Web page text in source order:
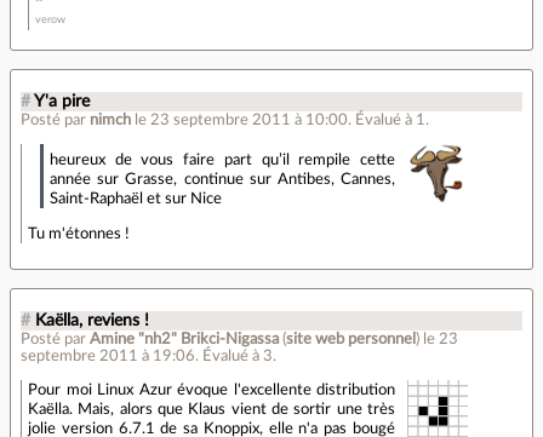
verow
# Y'a pire
Posté par nimch le 23 septembre 2011 à 10:00. Évalué à 1.
heureux de vous faire part qu’il rempile cette
année sur Grasse, continue sur Antibes, Cannes,
Saint‐Raphaël et sur Nice
Tu m'étonnes !
# Kaëlla, reviens !
Posté par Amine "nh2" Brikci-Nigassa (site web personnel ) le 23
septembre 2011 à 19:06. Évalué à 3.
Pour moi Linux Azur évoque l'excellente distribution
Kaëlla. Mais, alors que Klaus vient de sortir une très
jolie version 6.7.1 de sa Knoppix, elle n'a pas bougé